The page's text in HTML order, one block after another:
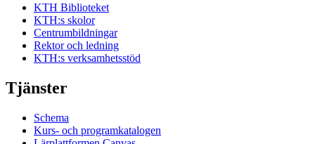
KTH Biblioteket
KTH:s skolor
Centrumbildningar
Rektor och ledning
KTH:s verksamhetsstöd
Tjänster
Schema
Kurs- och programkatalogen